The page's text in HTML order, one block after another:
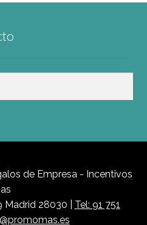
de Empresa - Incentivos
28030 | Tel: 91 751